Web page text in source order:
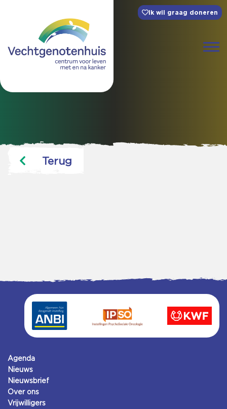
Ik wil graag doneren
Terug
Agenda
Nieuws
Nieuwsbrief
Over ons
Vrijwilligers